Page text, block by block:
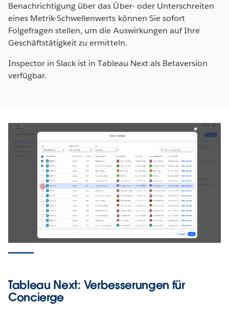
Benachrichtigung über das Über- oder Unterschreiten
eines Metrik-Schwellenwerts können Sie sofort
Folgefragen stellen, um die Auswirkungen auf Ihre
Geschäftstätigkeit zu ermitteln.
Inspector in Slack ist in Tableau Next als Betaversion
verfügbar.
Tableau Next: Verbesserungen für
Concierge